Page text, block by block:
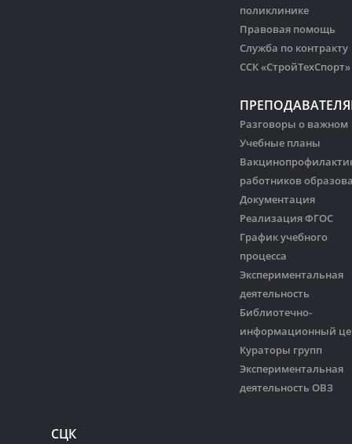
поликлинике
Правовая помощь
Служба по контракту
ССК «СтройТехСпорт»
Разговоры о важном
Учебные планы
работников
Документация
Реализация ФГОС
График учебного
процесса
Экспериментальная
деятельность
Библиотечно-
информационный
Кураторы групп
Экспериментальная
деятельность ОВЗ
СЦК